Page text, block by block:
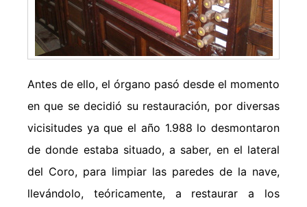
Antes de ello, el órgano pasó desde el momento
en que se decidió su restauración, por diversas
vicisitudes ya que el año 1.988 lo desmontaron
de donde estaba situado, a saber, en el lateral
del Coro, para limpiar las paredes de la nave,
llevándolo, teóricamente, a restaurar a los